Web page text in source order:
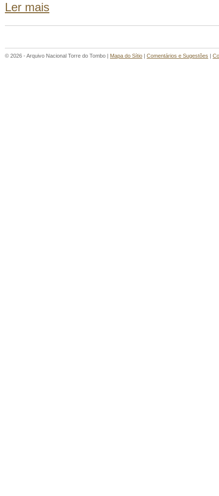
Ler mais
© 2026 - Arquivo Nacional Torre do Tombo | Mapa do Sítio | Comentários e Sugestões |